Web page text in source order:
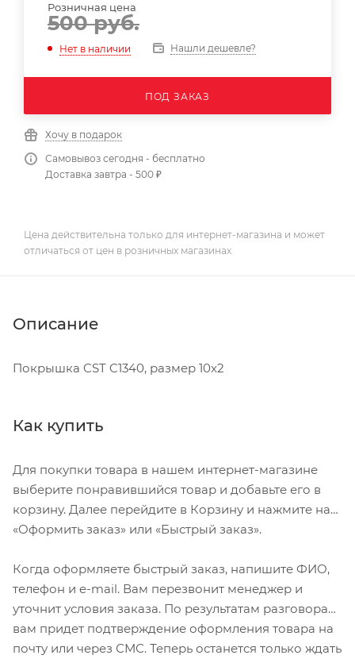
Розничная цена
500руб.
Нет в наличии Нашли дешевле?
ПОД ЗАКАЗ
Хочу в подарок
Самовывоз сегодня - бесплатно
Доставка завтра - 500 ₽
Цена действительна только для интернет-магазина и может
отличаться от цен в розничных магазинах
Описание
Покрышка CST C1340, размер 10x2
Как купить
Для покупки товара в нашем интернет-магазине
выберите понравившийся товар и добавьте его в
корзину. Далее перейдите в Корзину и нажмите на
«Оформить заказ» или «Быстрый заказ».
Когда оформляете быстрый заказ, напишите ФИО,
телефон и e-mail. Вам перезвонит менеджер и
уточнит условия заказа. По результатам разговора
вам придет подтверждение оформления товара на
почту или через СМС. Теперь останется только ждать